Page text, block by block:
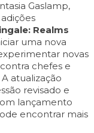
Gaslamp,
Realms
uma nova
novas
chefes e
atualização
revisado e
lançamento
encontrar mais